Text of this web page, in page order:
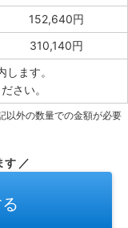
152,640円
310,140円
ます。
さい。
以外の数量での金額が必要
す ／